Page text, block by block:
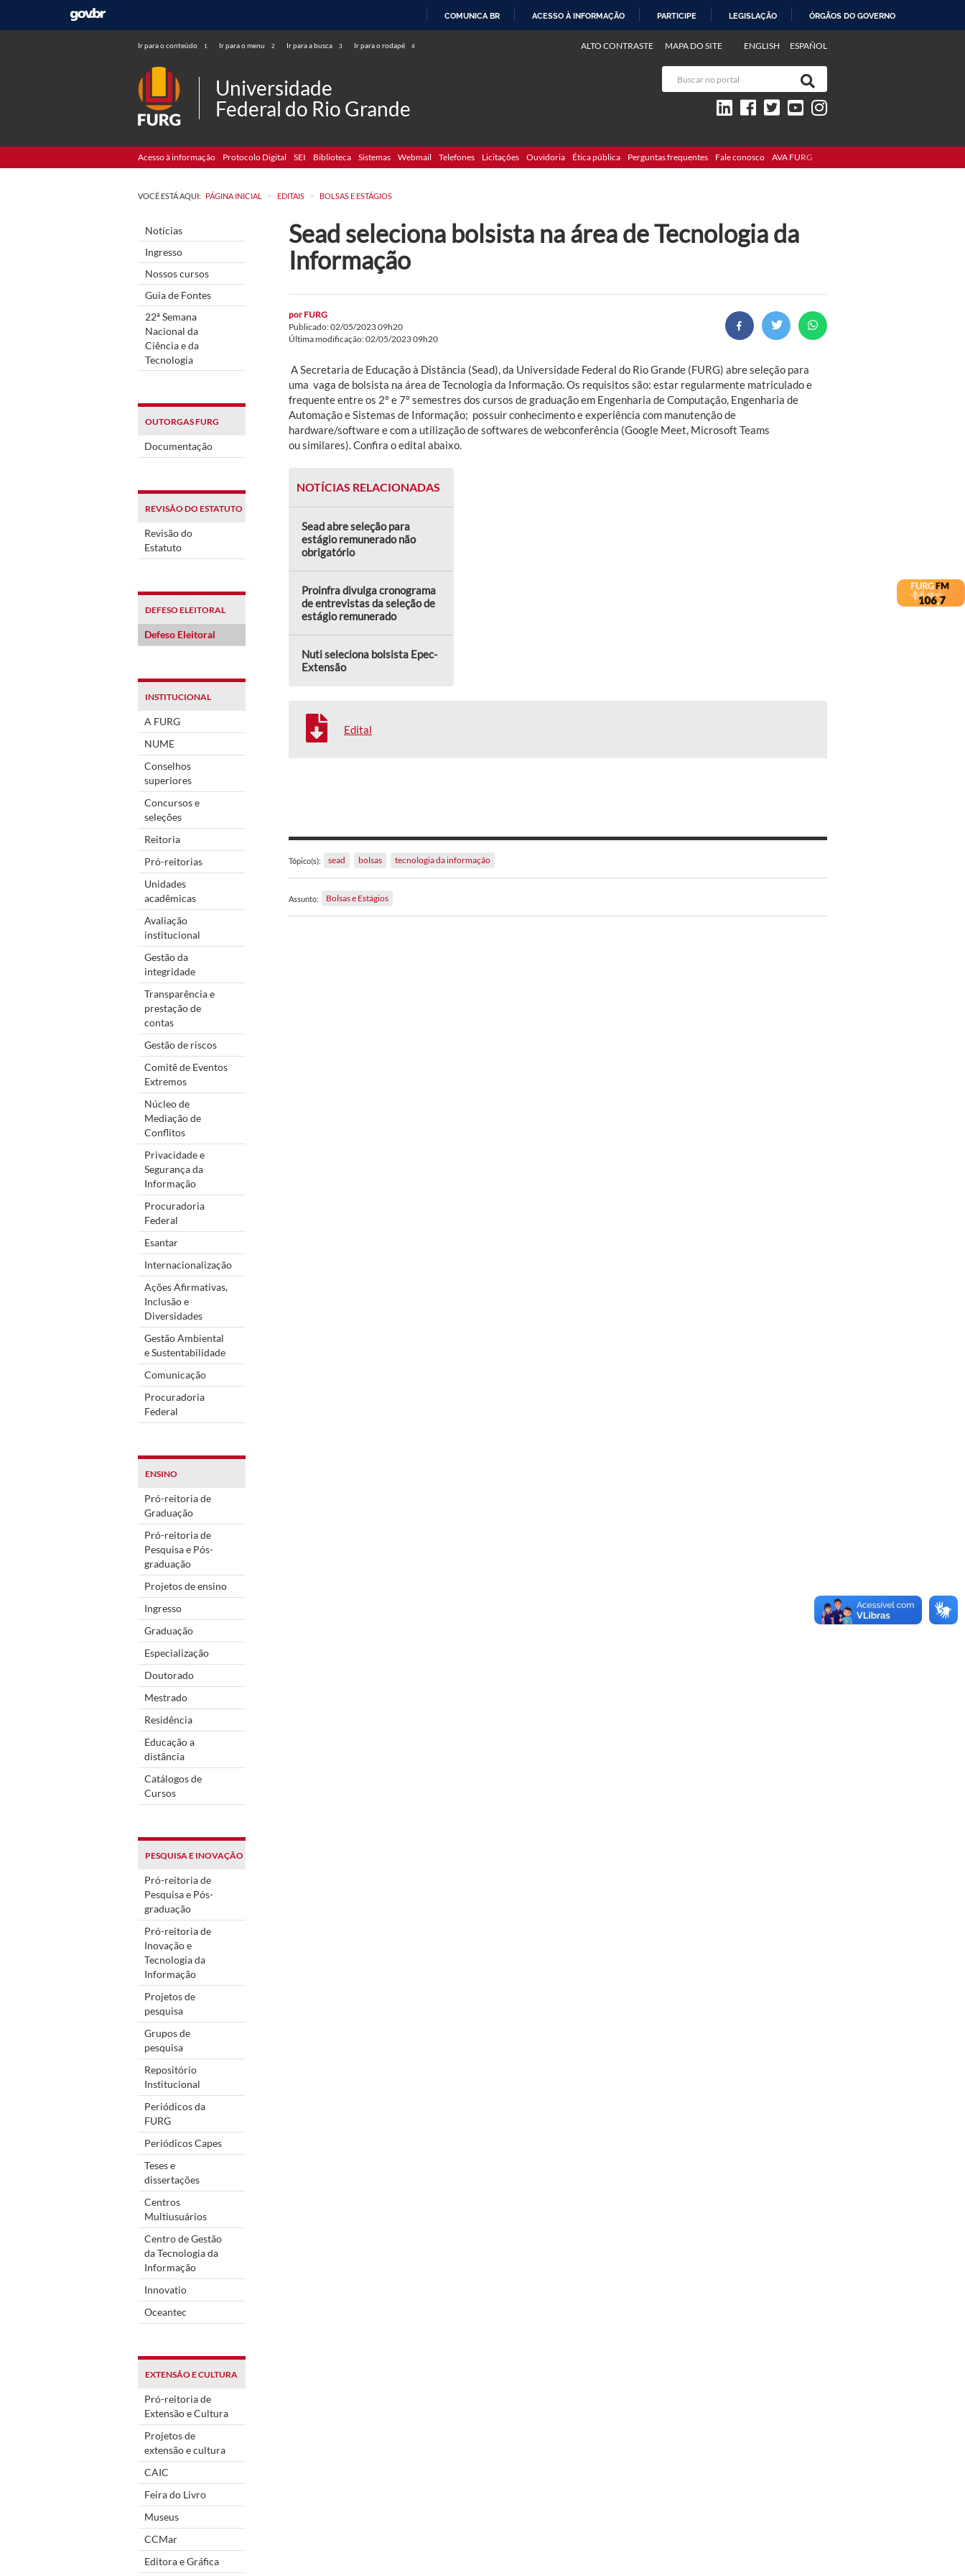
COMUNICA BR ACESSO À INFORMAÇÃO PARTICIPE LEGISLAÇÃO ÓRGÃOS DO GOVERNO
Ir para o conteúdo 1 Ir para o menu 2 Ir para a busca 3 Ir para o rodapé 4 ENGLISH ESPAÑOL
ALTO CONTRASTE MAPA DO SITE
Universidade
Federal do Rio Grande
Acesso à informação Protocolo Digital SEI Biblioteca Sistemas Webmail Telefones Licitações Ouvidoria Ética pública Perguntas frequentes Fale conosco AVA FURG
VOCÊ ESTÁ AQUI: PÁGINA INICIAL > EDITAIS > BOLSAS E ESTÁGIOS
Notícias
Ingresso
Nossos cursos
Guia de Fontes
22ª Semana
Nacional da
Ciência e da
Tecnologia
OUTORGAS FURG
Documentação
REVISÃO DO ESTATUTO
Revisão do
Estatuto
DEFESO ELEITORAL
Defeso Eleitoral
INSTITUCIONAL
A FURG
NUME
Conselhos
superiores
Concursos e
seleções
Reitoria
Pró-reitorias
Unidades
acadêmicas
Avaliação
institucional
Gestão da
integridade
Transparência e
prestação de
contas
Gestão de riscos
Comitê de Eventos
Extremos
Núcleo de
Mediação de
Conflitos
Privacidade e
Segurança da
Informação
Procuradoria
Federal
Esantar
Internacionalização
Ações Afirmativas,
Inclusão e
Diversidades
Gestão Ambiental
e Sustentabilidade
Comunicação
Procuradoria
Federal
ENSINO
Pró-reitoria de
Graduação
Pró-reitoria de
Pesquisa e Pós-
graduação
Projetos de ensino
Ingresso
Graduação
Especialização
Doutorado
Mestrado
Residência
Educação a
distância
Catálogos de
Cursos
PESQUISA E INOVAÇÃO
Pró-reitoria de
Pesquisa e Pós-
graduação
Pró-reitoria de
Inovação e
Tecnologia da
Informação
Projetos de
pesquisa
Grupos de
pesquisa
Repositório
Institucional
Periódicos da
FURG
Periódicos Capes
Teses e
dissertações
Centros
Multiusuários
Centro de Gestão
da Tecnologia da
Informação
Innovatio
Oceantec
EXTENSÃO E CULTURA
Pró-reitoria de
Extensão e Cultura
Projetos de
extensão e cultura
CAIC
Feira do Livro
Museus
CCMar
Editora e Gráfica
Sead seleciona bolsista na área de Tecnologia da
Informação
por FURG
Publicado: 02/05/2023 09h20
Última modificação: 02/05/2023 09h20
A Secretaria de Educação à Distância (Sead), da Universidade Federal do Rio Grande (FURG) abre seleção para
uma vaga de bolsista na área de Tecnologia da Informação. Os requisitos são: estar regularmente matriculado e
frequente entre os 2º e 7º semestres dos cursos de graduação em Engenharia de Computação, Engenharia de
Automação e Sistemas de Informação; possuir conhecimento e experiência com manutenção de
hardware/software e com a utilização de softwares de webconferência (Google Meet, Microsoft Teams
ou similares). Confira o edital abaixo.
NOTÍCIAS RELACIONADAS
Sead abre seleção para
estágio remunerado não
obrigatório
Proinfra divulga cronograma
de entrevistas da seleção de
estágio remunerado
Nuti seleciona bolsista Epec-
Extensão
Edital
Tópico(s): sead bolsas tecnologia da informação
Assunto: Bolsas e Estágios